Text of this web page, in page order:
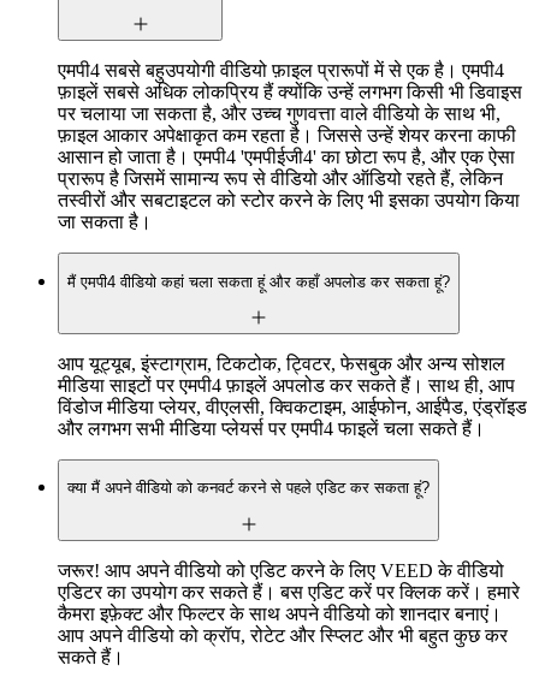
एमपी4 सबसे बहुउपयोगी वीडियो फ़ाइल प्रारूपों में से एक है। एमपी4
फ़ाइलें सबसे अधिक लोकप्रिय हैं क्योंकि उन्हें लगभग किसी भी डिवाइस
पर चलाया जा सकता है, और उच्च गुणवत्ता वाले वीडियो के साथ भी,
फ़ाइल आकार अपेक्षाकृत कम रहता है। जिससे उन्हें शेयर करना काफी
आसान हो जाता है। एमपी4 'एमपीईजी4' का छोटा रूप है, और एक ऐसा
प्रारूप है जिसमें सामान्य रूप से वीडियो और ऑडियो रहते हैं, लेकिन
तस्वीरों और सबटाइटल को स्टोर करने के लिए भी इसका उपयोग किया
जा सकता है।
मैं एमपी4 वीडियो कहां चला सकता हूं और कहाँ अपलोड कर सकता हूं?
आप यूट्यूब, इंस्टाग्राम, टिकटोक, ट्विटर, फेसबुक और अन्य सोशल
मीडिया साइटों पर एमपी4 फ़ाइलें अपलोड कर सकते हैं। साथ ही, आप
विंडोज मीडिया प्लेयर, वीएलसी, क्विकटाइम, आईफोन, आईपैड, एंड्रॉइड
और लगभग सभी मीडिया प्लेयर्स पर एमपी4 फाइलें चला सकते हैं।
क्या मैं अपने वीडियो को कनवर्ट करने से पहले एडिट कर सकता हूं?
जरूर! आप अपने वीडियो को एडिट करने के लिए VEED के वीडियो
एडिटर का उपयोग कर सकते हैं। बस एडिट करें पर क्लिक करें। हमारे
कैमरा इफ़ेक्ट और फिल्टर के साथ अपने वीडियो को शानदार बनाएं।
आप अपने वीडियो को क्रॉप, रोटेट और स्प्लिट और भी बहुत कुछ कर
सकते हैं।